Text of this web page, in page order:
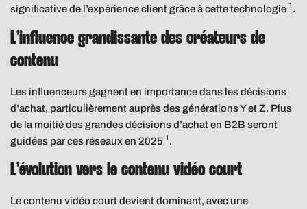
significative de l’expérience client grâce à cette technologie 1.
L’influence grandissante des créateurs de
contenu
Les influenceurs gagnent en importance dans les décisions
d’achat, particulièrement auprès des générations Y et Z. Plus
de la moitié des grandes décisions d’achat en B2B seront
guidées par ces réseaux en 2025 1 .
L’évolution vers le contenu vidéo court
Le contenu vidéo court devient dominant, avec une